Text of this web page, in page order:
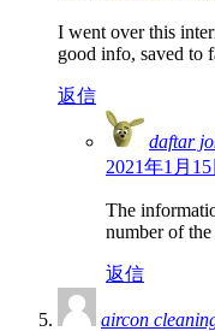
I went over this
good info, saved to
返信
daftar
2021年1月
The
number of
返信
aircon